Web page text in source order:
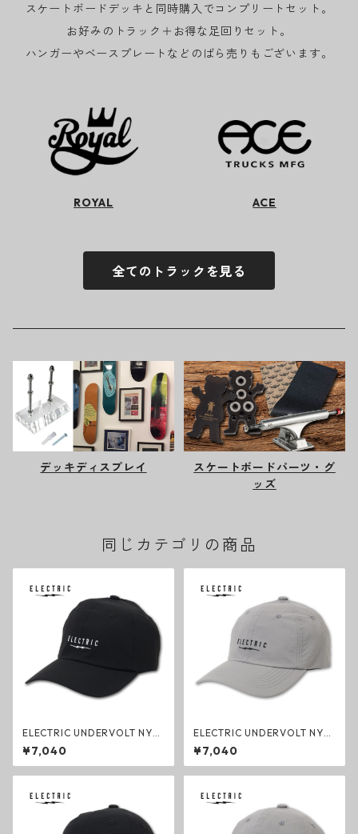
スケートボードデッキと同時購入でコンプリートセット。
お好みのトラック＋お得な足回りセット。
ハンガーやベースプレートなどのばら売りもございます。
ROYAL ACE
全てのトラックを見る
デッキディスプレイ
スケートボードパーツ・グ
ッズ
同じカテゴリの商品
ELECTRIC UNDERVOLT NYL
ON CAP BLACK ナイロンキャ
ップ ブラック 帽子 撥水 エレ
クトリック グッズ
¥7,040
ELECTRIC UNDERVOLT NYL
ON CAP LIGHT GREY ナイロ
ンキャップ ライトグレー 帽子
撥水 エレクトリック グッズ
¥7,040